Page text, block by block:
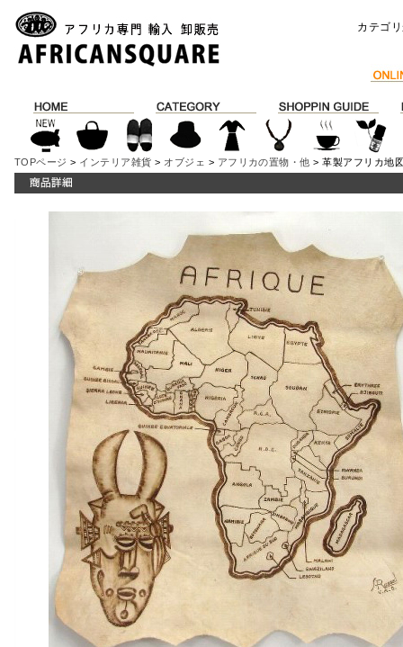
カテゴ
TOPページ > インテリア雑貨 > オブジェ > アフリカの置物・他 > 革製アフリカ地